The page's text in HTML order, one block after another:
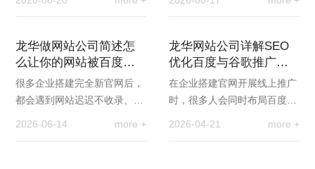
龙华做网站公司简述怎
么让你的网站被百度搜
索引擎发现并抓取
很多企业搭建完全新官网后，
都会遇到网站迟迟不收录、搜
2026-06-14 more +
龙华网站公司详解SEO
优化百度与谷歌推广的
区别
在企业搭建官网开展线上推广
时，很多人会同时布局百度与
2026-04-21 more +